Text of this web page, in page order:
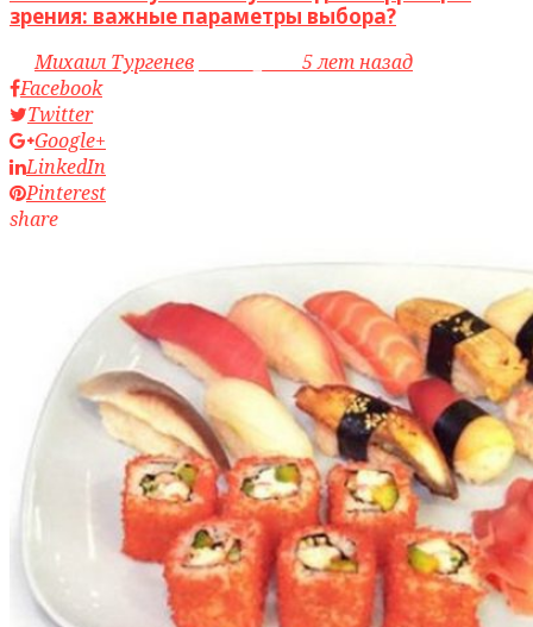
зрения: важные параметры выбора?
byМихаил Тургенев
5 лет назад
Facebook
Twitter
Google+
LinkedIn
Pinterest
share